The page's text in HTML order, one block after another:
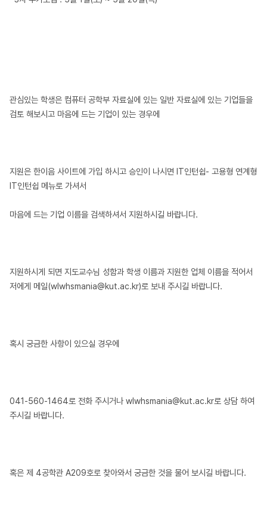
관심있는 학생은 컴퓨터 공학부 자료실에 있는 일반 자료실에 있는 기업들을
검토 해보시고 마음에 드는 기업이 있는 경우에
지원은 한이음 사이트에 가입 하시고 승인이 나시면 IT인턴쉽- 고용형 연계형
IT인턴쉽 메뉴로 가셔서
마음에 드는 기업 이름을 검색하셔서 지원하시길 바랍니다.
지원하시게 되면 지도교수님 성함과 학생 이름과 지원한 업체 이름을 적어서
저에게 메일(wlwhsmania@kut.ac.kr)로 보내 주시길 바랍니다.
혹시 궁금한 사항이 있으실 경우에
041-560-1464로 전화 주시거나 wlwhsmania@kut.ac.kr로 상담 하여
주시길 바랍니다.
혹은 제 4공학관 A209호로 찾아와서 궁금한 것을 물어 보시길 바랍니다.